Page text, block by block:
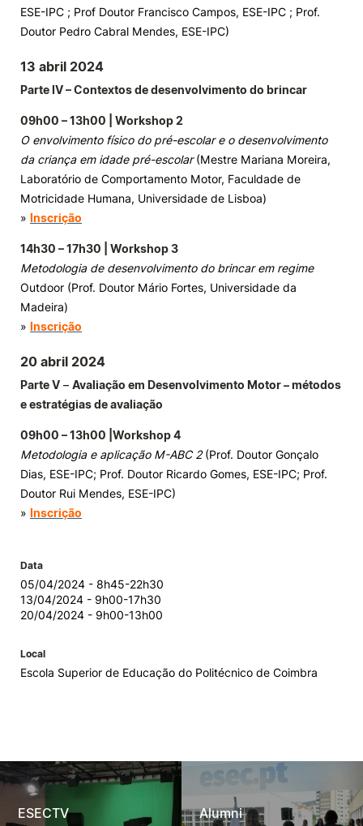
ESE-IPC ; Prof Doutor Francisco Campos, ESE-IPC ; Prof.
Doutor Pedro Cabral Mendes, ESE-IPC)
13 abril 2024
Parte IV – Contextos de desenvolvimento do brincar
09h00 – 13h00 | Workshop 2
O envolvimento físico do pré-escolar e o desenvolvimento
da criança em idade pré-escolar(Mestre Mariana Moreira,
Laboratório de Comportamento Motor, Faculdade de
Motricidade Humana, Universidade de Lisboa)
» Inscrição
14h30 – 17h30 | Workshop 3
Metodologia de desenvolvimento do brincar em regime
Outdoor (Prof. Doutor Mário Fortes, Universidade da
Madeira)
» Inscrição
20 abril 2024
Parte V – Avaliação em Desenvolvimento Motor – métodos
e estratégias de avaliação
09h00 – 13h00 |Workshop 4
Metodologia e aplicação M-ABC 2(Prof. Doutor Gonçalo
Dias, ESE-IPC; Prof. Doutor Ricardo Gomes, ESE-IPC; Prof.
Doutor Rui Mendes, ESE-IPC)
» Inscrição
Data
05/04/2024 - 8h45-22h30
13/04/2024 - 9h00-17h30
20/04/2024 - 9h00-13h00
Local
Escola Superior de Educação do Politécnico de Coimbra
ESECTV Alumni